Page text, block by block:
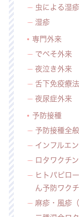
虫による湿疹
湿疹
専門外来
でべそ外来
夜泣き外来
舌下免疫療法
夜尿症外来
予防接種
予防接種全般
インフルエ
ロタワクチン
ヒトパピロ
ん予防ワクチ
麻疹・風疹